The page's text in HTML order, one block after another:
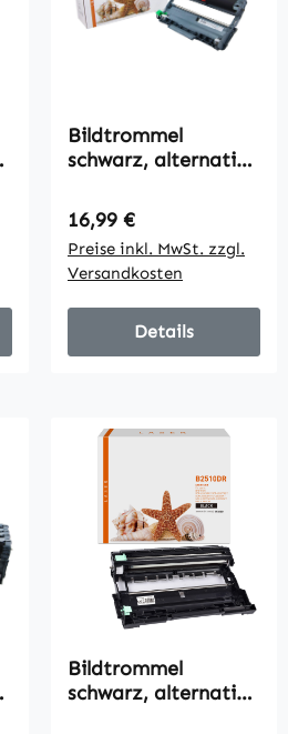
Bildtrommel
schwarz, alternativ
12000 Seiten
Regulärer Preis:
16,99 €
Preise inkl. MwSt. zzgl.
Versandkosten
Details
Bildtrommel
schwarz, alternativ